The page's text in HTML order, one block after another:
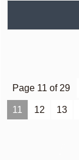
Page 11 of 29
11 12 13